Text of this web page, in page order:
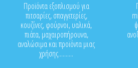
Προϊόντα εξοπλισμού για
πιτσαρίες, σπαγγετερίες,
κουζίνες, φούρνοι, υαλικά,
πιάτα, μαχαιροπήρουνα,
αναλώσιμα και προϊόντα μιας
χρήσης..........